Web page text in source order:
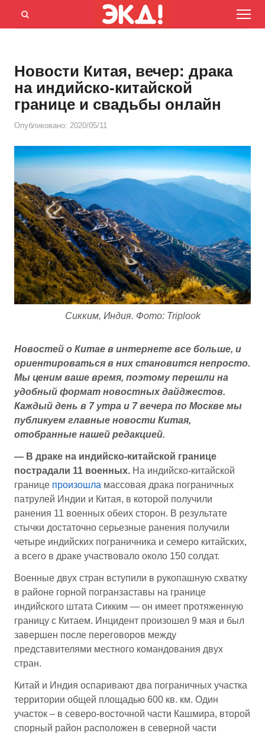
Menu
Открыть
Новости Китая, вечер: драка
на индийско-китайской
границе и свадьбы онлайн
Опубликовано: 2020/05/11
Сикким, Индия. Фото: Triplook
Новостей о Китае в интернете все больше, и
ориентироваться в них становится непросто.
Мы ценим ваше время, поэтому перешли на
удобный формат новостных дайджестов.
Каждый день в 7 утра и 7 вечера по Москве мы
публикуем главные новости Китая,
отобранные нашей редакцией.
— В драке на индийско-китайской границе
пострадали 11 военных. На индийско-китайской
границе произошла массовая драка пограничных
патрулей Индии и Китая, в которой получили
ранения 11 военных обеих сторон. В результате
стычки достаточно серьезные ранения получили
четыре индийских пограничника и семеро китайских,
а всего в драке участвовало около 150 солдат.
Военные двух стран вступили в рукопашную схватку
в районе горной погранзаставы на границе
индийского штата Сикким — он имеет протяженную
границу с Китаем. Инцидент произошел 9 мая и был
завершен после переговоров между
представителями местного командования двух
стран.
Китай и Индия оспаривают два пограничных участка
территории общей площадью 600 кв. км. Один
участок – в северо-восточной части Кашмира, второй
спорный район расположен в северной части